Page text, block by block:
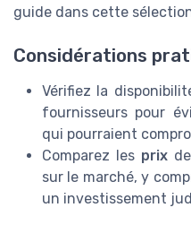
guide dans cette
Considérations
Vérifiez la
fournisseurs pour
qui pourraient
Comparez les prix
sur le marché, y
un investissement